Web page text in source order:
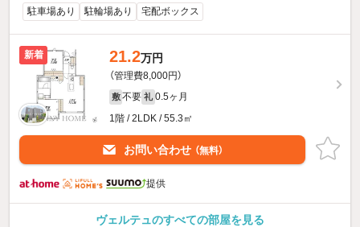
駐車場あり
駐輪場あり 宅配ボックス
新着 21.2万円
（管理費8,000円）
敷 不要 礼 0.5ヶ月
1階 / 2LDK / 55.3㎡
お問い合わせ （無料）
提供
ヴェルテュのすべての部屋を見る